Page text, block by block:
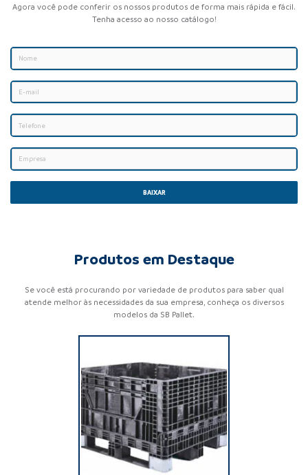
Agora você pode conferir os nossos produtos de forma mais rápida e fácil.
Tenha acesso ao nosso catálogo!
BAIXAR
Produtos em Destaque
Se você está procurando por variedade de produtos para saber qual
atende melhor às necessidades da sua empresa, conheça os diversos
modelos da SB Pallet.